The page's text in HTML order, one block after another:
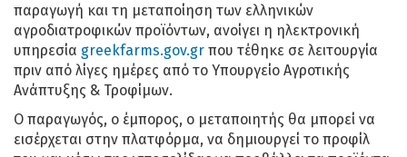
παραγωγή και τη μεταποίηση των ελληνικών
αγροδιατροφικών προϊόντων, ανοίγει η ηλεκτρονική
υπηρεσία greekfarms.gov.gr που τέθηκε σε λειτουργία
πριν από λίγες ημέρες από το Υπουργείο Αγροτικής
Ανάπτυξης & Τροφίμων.
Ο παραγωγός, ο έμπορος, ο μεταποιητής θα μπορεί να
εισέρχεται στην πλατφόρμα, να δημιουργεί το προφίλ